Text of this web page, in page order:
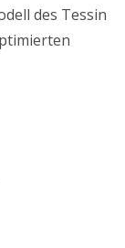
des Tessin